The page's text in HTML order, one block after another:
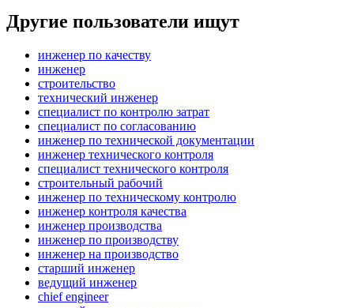
Другие пользователи ищут
инженер по качеству
инженер
строительство
технический инженер
специалист по контролю затрат
специалист по согласованию
инженер по технической документации
инженер технического контроля
специалист технического контроля
строительный рабочий
инженер по техническому контролю
инженер контроля качества
инженер производства
инженер по производству
инженер на производство
старший инженер
ведущий инженер
chief engineer